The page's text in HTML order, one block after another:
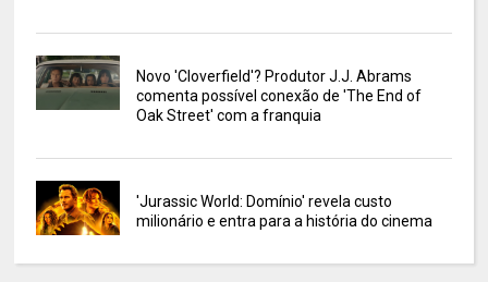
Novo 'Cloverfield'? Produtor J.J. Abrams
comenta possível conexão de 'The End of
Oak Street' com a franquia
'Jurassic World: Domínio' revela custo
milionário e entra para a história do cinema